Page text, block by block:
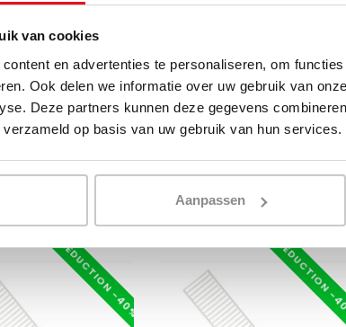
van cookies
en advertenties te personaliseren, om
Ook delen we informatie over uw gebruik van
Deze partners kunnen deze gegevens
op basis van uw gebruik van hun services.
Aanpassen
séparé type 22 -
séparée
pour radiateurs à
de type 22...
avant 15h00
supérieure séparé type 11 -
Grille supérieure séparée
universelle pour radiateurs à
panneaux de type 11...
Commandé avant 15h00
expédié aujourd'hui.
€8,25 €4,95
RÉDUCTION -40%